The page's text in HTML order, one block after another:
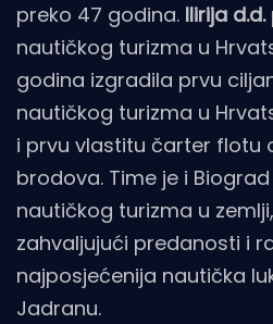
preko 47 godina. Ilirija d.d.
nautičkog turizma u
godina izgradila prvu
nautičkog turizma u
i prvu vlastitu čarter flotu
brodova. Time je i
nautičkog turizma u
zahvaljujući predanosti i
najposjećenija nautička
Jadranu.